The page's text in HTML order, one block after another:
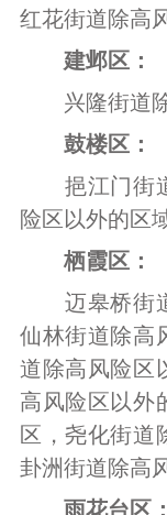
红花街道除高
建邺区：
兴隆街道除
鼓楼区：
挹江门街道
险区以外的区
栖霞区：
迈皋桥街道
仙林街道除高
道除高风险区
高风险区以外
区，尧化街道
卦洲街道除高
雨花台区：